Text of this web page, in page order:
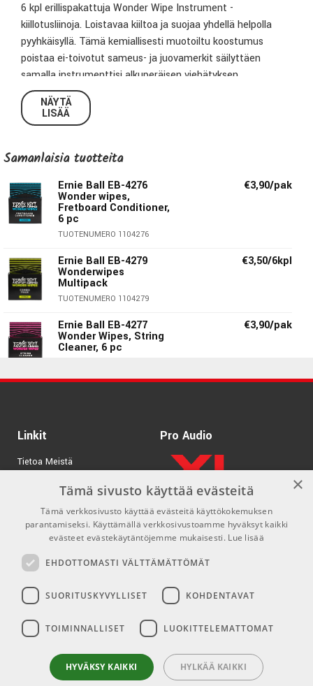
6 kpl erillispakattuja Wonder Wipe Instrument -
kiillotusliinoja. Loistavaa kiiltoa ja suojaa yhdellä helpolla
pyyhkäisyllä. Tämä kemiallisesti muotoiltu koostumus
poistaa ei-toivotut sameus- ja juovamerkit säilyttäen
samalla instrumenttisi alkuperäisen viehätyksen.
NÄYTÄ
LISÄÄ
Samanlaisia ​​tuotteita
Ernie Ball EB-4276
Wonder wipes,
Fretboard Conditioner,
6 pc
TUOTENUMERO 1104276
€3,90/pak
Ernie Ball EB-4279
Wonderwipes
Multipack
TUOTENUMERO 1104279
€3,50/6kpl
Ernie Ball EB-4277
Wonder Wipes, String
Cleaner, 6 pc
€3,90/pak
Linkit
Tietoa Meistä
Tuotemerkit
Kirjaudu
GDPR & Cookies
Myyntiehdot
Pro Audio
Yhteys
info@emnordic.fi
Sosiaaliset mediat
Facebook
Instagram
×
Tämä sivusto käyttää evästeitä
Tämä verkkosivusto käyttää evästeitä käyttökokemuksen
parantamiseksi. Käyttämällä verkkosivustoamme hyväksyt kaikki
evästeet evästekäytäntöjemme mukaisesti. Lue lisää
EHDOTTOMASTI VÄLTTÄMÄTTÖMÄT
SUORITUSKYVYLLISET KOHDENTAVAT
TOIMINNALLISET LUOKITTELEMATTOMAT
HYVÄKSY KAIKKI HYLKÄÄ KAIKKI